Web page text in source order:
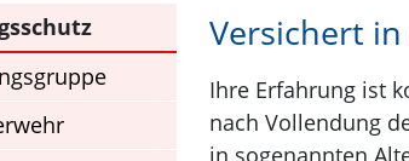
Versichert
Ihre Erfahrung ist
nach Vollendung
in sogenannten